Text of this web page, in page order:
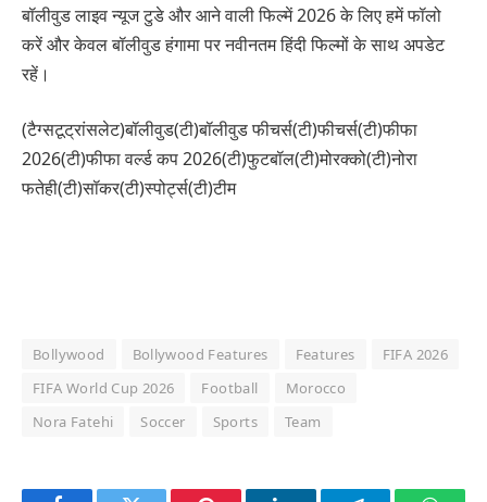
बॉलीवुड लाइव न्यूज टुडे और आने वाली फिल्में 2026 के लिए हमें फॉलो
करें और केवल बॉलीवुड हंगामा पर नवीनतम हिंदी फिल्मों के साथ अपडेट
रहें।
(टैग्सटूट्रांसलेट)बॉलीवुड(टी)बॉलीवुड फीचर्स(टी)फीचर्स(टी)फीफा
2026(टी)फीफा वर्ल्ड कप 2026(टी)फुटबॉल(टी)मोरक्को(टी)नोरा
फतेही(टी)सॉकर(टी)स्पोर्ट्स(टी)टीम
Bollywood Bollywood Features Features
FIFA 2026
FIFA World Cup 2026
Football
Morocco
Nora Fatehi
Soccer Sports Team